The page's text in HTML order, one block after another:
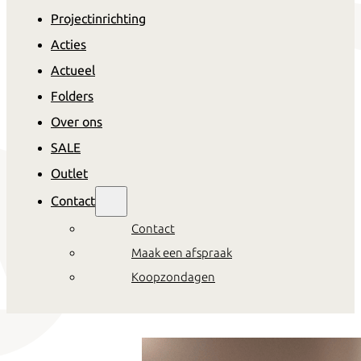
Projectinrichting
Acties
Actueel
Folders
Over ons
SALE
Outlet
Contact
Contact
Maak een afspraak
Koopzondagen